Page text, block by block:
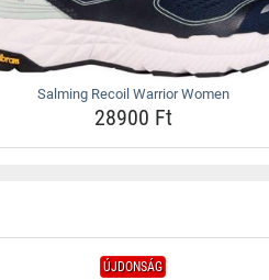
Salming Recoil Warrior Women
28900 Ft
ÚJDONSÁG